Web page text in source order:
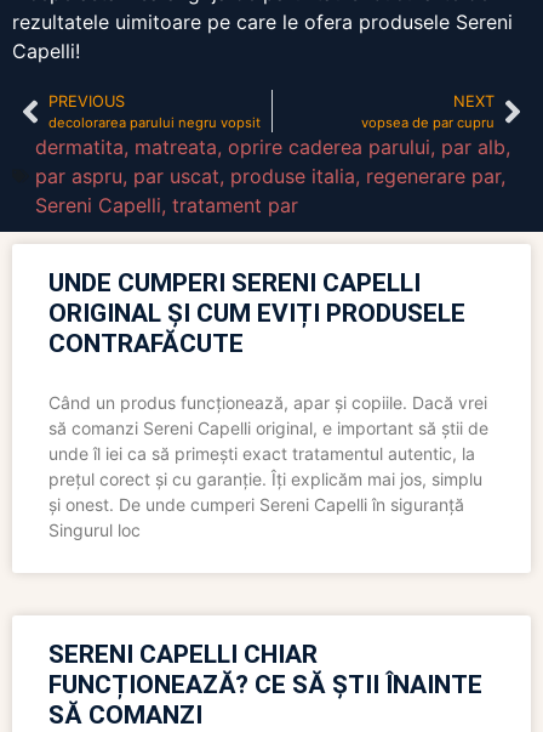
rezultatele uimitoare pe care le ofera produsele Sereni
Capelli!
PREVIOUS
decolorarea parului negru vopsit
NEXT
vopsea de par cupru
dermatita, matreata, oprire caderea parului, par alb,
par aspru, par uscat, produse italia, regenerare par,
Sereni Capelli, tratament par
UNDE CUMPERI SERENI CAPELLI
ORIGINAL ȘI CUM EVIȚI PRODUSELE
CONTRAFĂCUTE
Când un produs funcționează, apar și copiile. Dacă vrei
să comanzi Sereni Capelli original, e important să știi de
unde îl iei ca să primești exact tratamentul autentic, la
prețul corect și cu garanție. Îți explicăm mai jos, simplu
și onest. De unde cumperi Sereni Capelli în siguranță
Singurul loc
SERENI CAPELLI CHIAR
FUNCȚIONEAZĂ? CE SĂ ȘTII ÎNAINTE
SĂ COMANZI